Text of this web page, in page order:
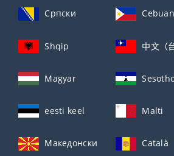
Српски
Shqip 中文（
Magyar
eesti keel Malti
Македонски Català